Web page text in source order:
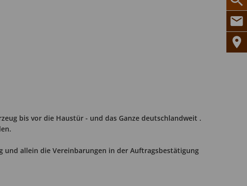
bis vor die Haustür - und das Ganze deutschlandweit .
und allein die Vereinbarungen in der Auftragsbestätigung